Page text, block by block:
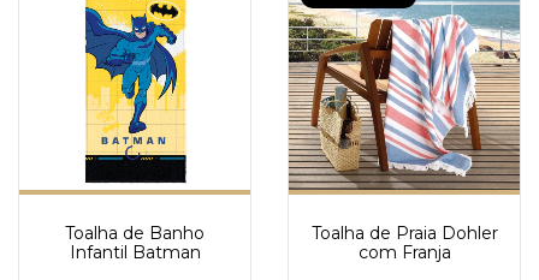
Toalha de Banho
Infantil Batman
Toalha de Praia Dohler
com Franja